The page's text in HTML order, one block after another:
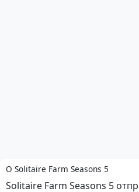
О Solitaire Farm Seasons 5
Solitaire Farm Seasons 5